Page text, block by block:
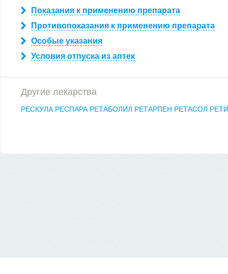
Показания к применению препарата
Противопоказания к применению препарата
Особые указания
Условия отпуска из аптек
Другие лекарства
РЕСКУЛА РЕСПАРА РЕТАБОЛИЛ РЕТАРПЕН РЕТАСОЛ